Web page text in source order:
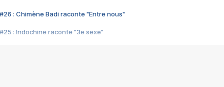
#26 : Chimène Badi raconte "Entre nous"
#25 : Indochine raconte "3e sexe"